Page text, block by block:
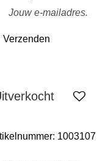
Verzenden
1003107